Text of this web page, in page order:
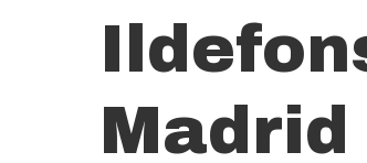
Hit enter to search or
Madrid